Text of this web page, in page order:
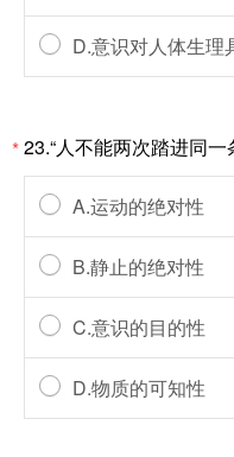
D.意识对人体生理
*23.“人不能两次踏进同一
A.运动的绝对性
B.静止的绝对性
C.意识的目的性
D.物质的可知性